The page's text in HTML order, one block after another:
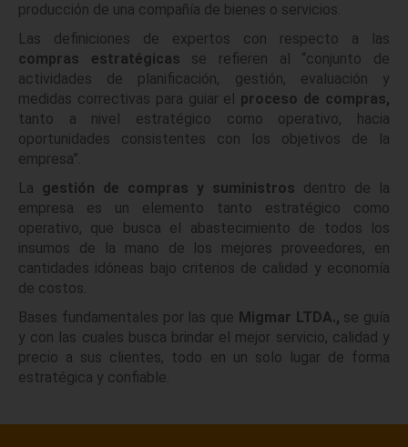
producción de una compañía de bienes o servicios.
Las definiciones de expertos con respecto a las
compras estratégicas se refieren al “conjunto de
actividades de planificación, gestión, evaluación y
medidas correctivas para guiar el proceso de compras,
tanto a nivel estratégico como operativo, hacia
oportunidades consistentes con los objetivos de la
empresa”.
La gestión de compras y suministros dentro de la
empresa es un elemento tanto estratégico como
operativo, que busca el abastecimiento de todos los
insumos de la mano de los mejores proveedores, en
cantidades idóneas bajo criterios de calidad y economía
de costos.
Bases fundamentales por las que Migmar LTDA., se guía
y con las cuales busca brindar el mejor servicio, calidad y
precio a sus clientes, todo en un solo lugar de forma
estratégica y confiable.